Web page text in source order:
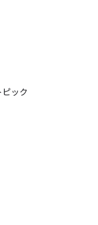
ック